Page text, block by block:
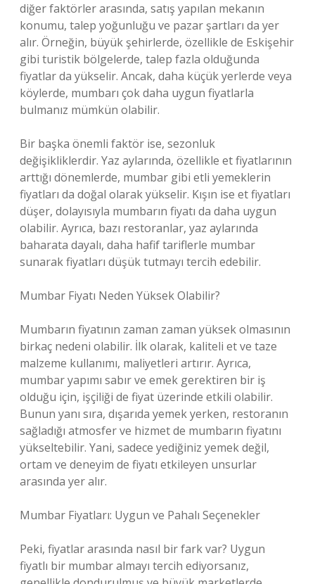
diğer faktörler arasında, satış yapılan mekanın
konumu, talep yoğunluğu ve pazar şartları da yer
alır. Örneğin, büyük şehirlerde, özellikle de Eskişehir
gibi turistik bölgelerde, talep fazla olduğunda
fiyatlar da yükselir. Ancak, daha küçük yerlerde veya
köylerde, mumbarı çok daha uygun fiyatlarla
bulmanız mümkün olabilir.
Bir başka önemli faktör ise, sezonluk
değişikliklerdir. Yaz aylarında, özellikle et fiyatlarının
arttığı dönemlerde, mumbar gibi etli yemeklerin
fiyatları da doğal olarak yükselir. Kışın ise et fiyatları
düşer, dolayısıyla mumbarın fiyatı da daha uygun
olabilir. Ayrıca, bazı restoranlar, yaz aylarında
baharata dayalı, daha hafif tariflerle mumbar
sunarak fiyatları düşük tutmayı tercih edebilir.
Mumbar Fiyatı Neden Yüksek Olabilir?
Mumbarın fiyatının zaman zaman yüksek olmasının
birkaç nedeni olabilir. İlk olarak, kaliteli et ve taze
malzeme kullanımı, maliyetleri artırır. Ayrıca,
mumbar yapımı sabır ve emek gerektiren bir iş
olduğu için, işçiliği de fiyat üzerinde etkili olabilir.
Bunun yanı sıra, dışarıda yemek yerken, restoranın
sağladığı atmosfer ve hizmet de mumbarın fiyatını
yükseltebilir. Yani, sadece yediğiniz yemek değil,
ortam ve deneyim de fiyatı etkileyen unsurlar
arasında yer alır.
Mumbar Fiyatları: Uygun ve Pahalı Seçenekler
Peki, fiyatlar arasında nasıl bir fark var? Uygun
fiyatlı bir mumbar almayı tercih ediyorsanız,